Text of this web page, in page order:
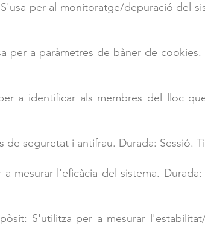
per al monitoratge/depuració del
per a paràmetres de bàner de cookies.
a identificar als membres del lloc
seguretat i antifrau. Durada: Sessió.
mesurar l'eficàcia del sistema.
S'utilitza per a mesurar